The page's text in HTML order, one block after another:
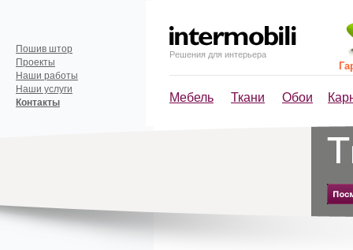
Решения для интерьера
Мебель Ткани Обои
Пошив штор
Проекты
Наши работы
Наши услуги
Контакты